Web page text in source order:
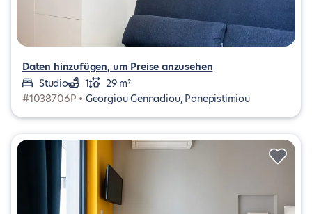
Daten hinzufügen, um Preise anzusehen
Studio
1
29 m²
#1038706P • Georgiou Gennadiou, Panepistimiou